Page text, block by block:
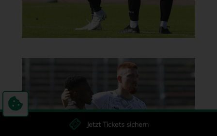
Jetzt Tickets sichern